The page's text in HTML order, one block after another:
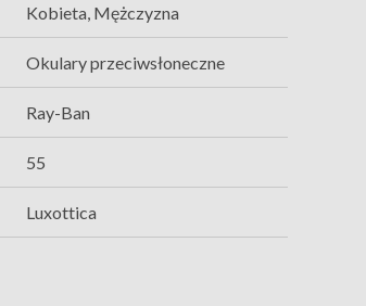
Kobieta, Mężczyzna
Okulary przeciwsłoneczne
Ray-Ban
55
Luxottica